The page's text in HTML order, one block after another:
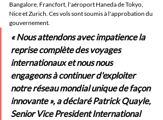
Bangalore, Francfort, l'aéroport Haneda de Tokyo,
Nice et Zurich. Ces vols sont soumis à l'approbation du
gouvernement.
« Nous attendons avec impatience la
reprise complète des voyages
internationaux et nous nous
engageons à continuer d'exploiter
notre réseau mondial unique de façon
innovante », a déclaré Patrick Quayle,
Senior Vice President International